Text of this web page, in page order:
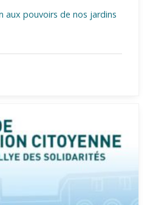
aux pouvoirs de nos jardins